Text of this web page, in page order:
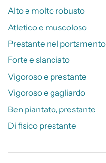
Alto e molto robusto
Atletico e muscoloso
Prestante nel portamento
Forte e slanciato
Vigoroso e prestante
Vigoroso e gagliardo
Ben piantato, prestante
Di fisico prestante